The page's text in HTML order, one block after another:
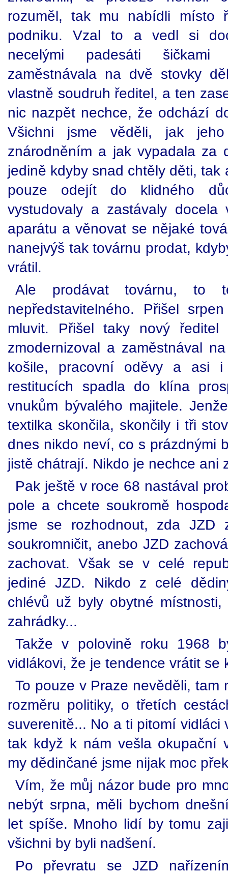
rozuměl, tak mu nabídli místo
podniku. Vzal to a vedl si
necelými padesáti
zaměstnávala na dvě stovky
vlastně soudruh ředitel, a ten
nic nazpět nechce, že odchází
Všichni jsme věděli, jak
znárodněním a jak vypadala za
jedině kdyby snad chtěly děti,
pouze odejít do klidného
vystudovaly a zastávaly
aparátu a věnovat se nějaké
nanejvýš tak továrnu prodat,
vrátil.
Ale prodávat továrnu, to
nepředstavitelného. Přišel
mluvit. Přišel taky nový
zmodernizoval a zaměstnával
košile, pracovní oděvy a asi
restitucích spadla do klína
vnukům bývalého majitele.
textilka skončila, skončily i tři
dnes nikdo neví, co s prázdnými
jistě chátrají. Nikdo je nechce ani
Pak ještě v roce 68 nastával
pole a chcete soukromě
jsme se rozhodnout, zda JZD
soukromničit, anebo JZD
zachovat. Však se v celé
jediné JZD. Nikdo z celé
chlévů už byly obytné
zahrádky...
Takže v polovině roku 1968
vidlákovi, že je tendence vrátit se
To pouze v Praze nevěděli, tam
rozměru politiky, o třetích
suverenitě... No a ti pitomí vidláci
tak když k nám vešla okupační
my dědinčané jsme nijak moc
Vím, že můj názor bude pro
nebýt srpna, měli bychom
let spíše. Mnoho lidí by tomu
všichni by byli nadšení.
Po převratu se JZD